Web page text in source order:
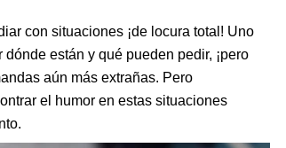
con situaciones ¡de locura total! Uno
están y qué pueden pedir, ¡pero
aún más extrañas. Pero
el humor en estas situaciones